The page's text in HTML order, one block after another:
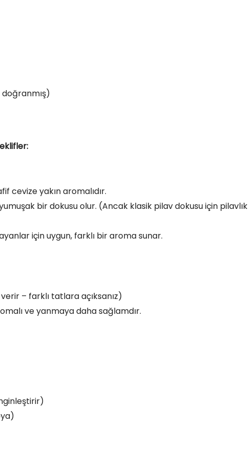
doğranmış)
cevize yakın aromalıdır.
bir dokusu olur. (Ancak klasik pilav dokusu için pilavlık
için uygun, farklı bir aroma sunar.
– farklı tatlara açıksanız)
ve yanmaya daha sağlamdır.